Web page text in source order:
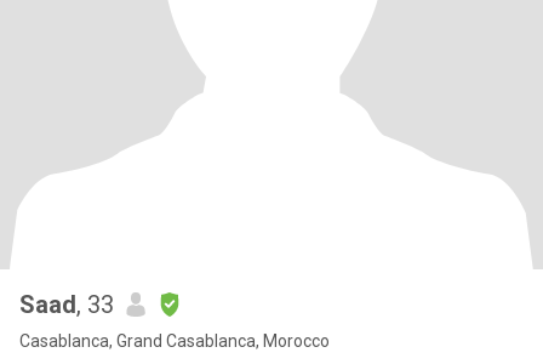
Saad, 33
Casablanca, Grand Casablanca, Morocco